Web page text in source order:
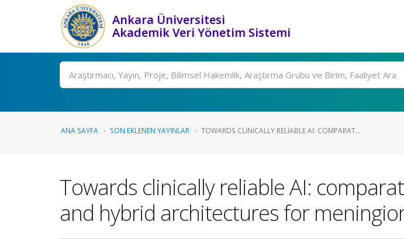
Ankara Üniversitesi
Akademik Veri Yönetim Sistemi
Ara
ANA SAYFA SON EKLENEN YAYINLAR TOWARDS CLINICALLY RELIABLE AI: COMPARAT...
Towards clinically reliable AI:
and hybrid architectures for